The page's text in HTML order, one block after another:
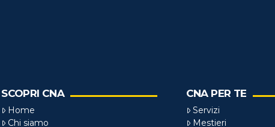
SCOPRI CNA
Home
Chi siamo
CNA PER TE
Servizi
Mestieri